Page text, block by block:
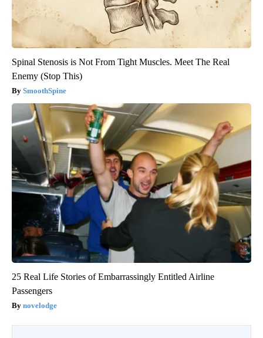
Spinal Stenosis is Not From Tight Muscles. Meet The Real
Enemy (Stop This)
SmoothSpine
25 Real Life Stories of Embarrassingly Entitled Airline
Passengers
novelodge